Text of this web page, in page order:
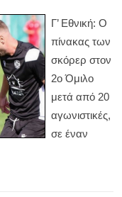
Γ’ Εθνική: Ο
πίνακας των
σκόρερ στον
2ο Όμιλο
μετά από 20
αγωνιστικές,
σε έναν